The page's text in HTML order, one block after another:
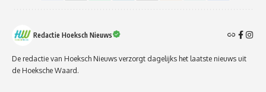
Redactie Hoeksch Nieuws
De redactie van Hoeksch Nieuws verzorgt dagelijks het laatste nieuws uit
de Hoeksche Waard.